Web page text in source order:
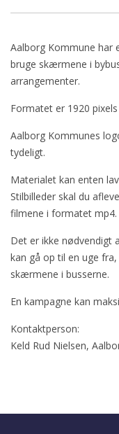
Aalborg Kommune har
bruge skærmene i
arrangementer.
Formatet er 1920
Aalborg Kommunes
tydeligt.
Materialet kan enten
Stilbilleder skal du
filmene i formatet mp4.
Det er ikke nødvendigt
kan gå op til en uge
skærmene i busserne.
En kampagne kan
Kontaktperson:
Keld Rud Nielsen,